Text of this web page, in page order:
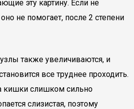
эту картину. Если не
не помогает, после 2 степени
также увеличиваются, и
все труднее проходить.
кишки слишком сильно
слизистая, поэтому